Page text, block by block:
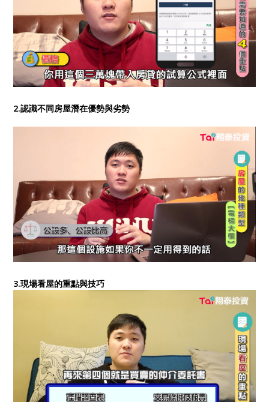
2.認識不同房屋潛在優勢與劣勢
3.現場看屋的重點與技巧